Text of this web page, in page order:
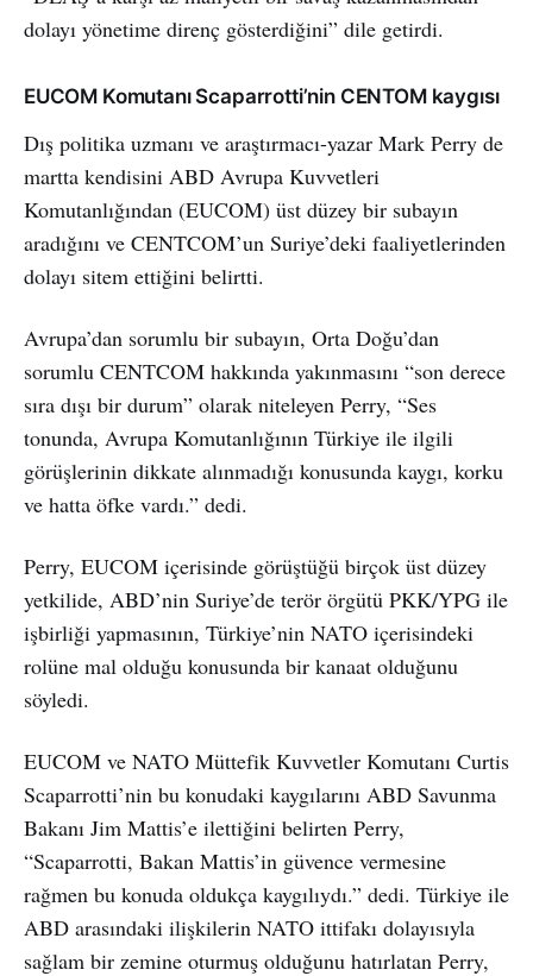
dolayı yönetime direnç gösterdiğini” dile getirdi.
EUCOM Komutanı Scaparrotti’nin CENTOM kaygısı
Dış politika uzmanı ve araştırmacı-yazar Mark Perry de
martta kendisini ABD Avrupa Kuvvetleri
Komutanlığından (EUCOM) üst düzey bir subayın
aradığını ve CENTCOM’un Suriye’deki faaliyetlerinden
dolayı sitem ettiğini belirtti.
Avrupa’dan sorumlu bir subayın, Orta Doğu’dan
sorumlu CENTCOM hakkında yakınmasını “son derece
sıra dışı bir durum” olarak niteleyen Perry, “Ses
tonunda, Avrupa Komutanlığının Türkiye ile ilgili
görüşlerinin dikkate alınmadığı konusunda kaygı, korku
ve hatta öfke vardı.” dedi.
Perry, EUCOM içerisinde görüştüğü birçok üst düzey
yetkilide, ABD’nin Suriye’de terör örgütü PKK/YPG ile
işbirliği yapmasının, Türkiye’nin NATO içerisindeki
rolüne mal olduğu konusunda bir kanaat olduğunu
söyledi.
EUCOM ve NATO Müttefik Kuvvetler Komutanı Curtis
Scaparrotti’nin bu konudaki kaygılarını ABD Savunma
Bakanı Jim Mattis’e ilettiğini belirten Perry,
“Scaparrotti, Bakan Mattis’in güvence vermesine
rağmen bu konuda oldukça kaygılıydı.” dedi. Türkiye ile
ABD arasındaki ilişkilerin NATO ittifakı dolayısıyla
sağlam bir zemine oturmuş olduğunu hatırlatan Perry,